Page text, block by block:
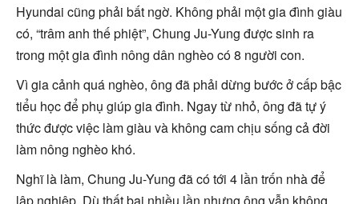
Hyundai cũng phải bất ngờ. Không phải một gia đình giàu
có, “trâm anh thế phiệt”, Chung Ju-Yung được sinh ra
trong một gia đình nông dân nghèo có 8 người con.
Vì gia cảnh quá nghèo, ông đã phải dừng bước ở cấp bậc
tiểu học để phụ giúp gia đình. Ngay từ nhỏ, ông đã tự ý
thức được việc làm giàu và không cam chịu sống cả đời
làm nông nghèo khó.
Nghĩ là làm, Chung Ju-Yung đã có tới 4 lần trốn nhà để